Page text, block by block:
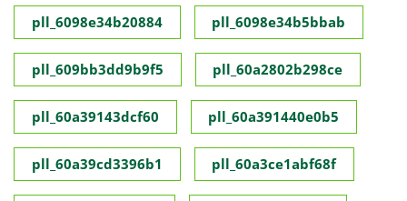
pll_6098e34b20884 pll_6098e34b5bbab
pll_609bb3dd9b9f5 pll_60a2802b298ce
pll_60a39143dcf60 pll_60a391440e0b5
pll_60a39cd3396b1 pll_60a3ce1abf68f